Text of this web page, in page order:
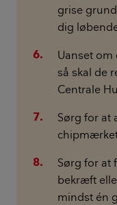
grise
dig
Uanset
så skal de
Centrale
Sørg for at
Sørg for at
bekræft
mindst én